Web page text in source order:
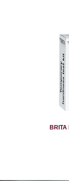
BRITA